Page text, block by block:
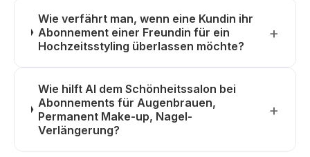
Wie verfährt man, wenn eine Kundin ihr
Abonnement einer Freundin für ein
Hochzeitsstyling überlassen möchte?
Wie hilft AI dem Schönheitssalon bei
Abonnements für Augenbrauen,
Permanent Make-up, Nagel-
Verlängerung?